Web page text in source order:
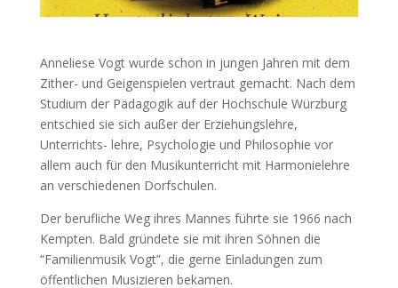
Anneliese Vogt wurde schon in jungen Jahren mit dem
Zither- und Geigenspielen vertraut gemacht. Nach dem
Studium der Pädagogik auf der Hochschule Würzburg
entschied sie sich außer der Erziehungslehre,
Unterrichts- lehre, Psychologie und Philosophie vor
allem auch für den Musikunterricht mit Harmonielehre
an verschiedenen Dorfschulen.
Der berufliche Weg ihres Mannes führte sie 1966 nach
Kempten. Bald gründete sie mit ihren Söhnen die
“Familienmusik Vogt”, die gerne Einladungen zum
öffentlichen Musizieren bekamen.